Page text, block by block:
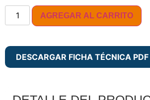
AGREGAR AL CARRITO
DESCARGAR FICHA TÉCNICA PDF